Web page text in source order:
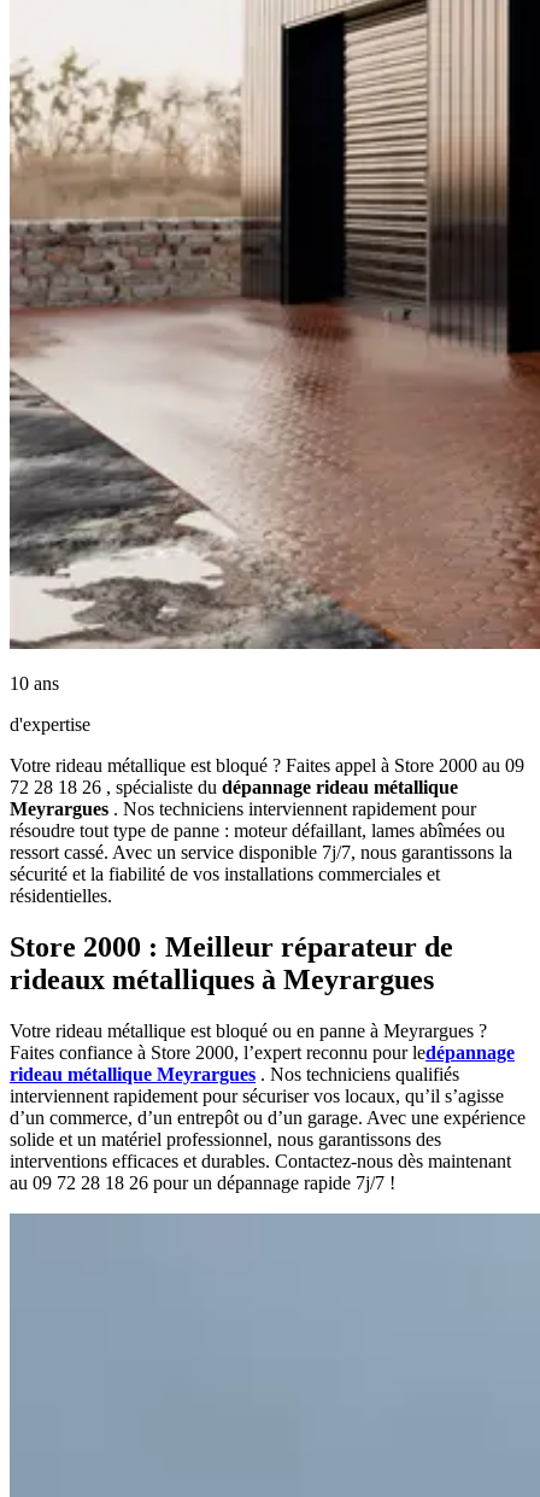
10 ans
d'expertise
Votre rideau métallique est bloqué ? Faites appel à Store 2000 au 09
72 28 18 26 , spécialiste du dépannage rideau métallique
Meyrargues . Nos techniciens interviennent rapidement pour
résoudre tout type de panne : moteur défaillant, lames abîmées ou
ressort cassé. Avec un service disponible 7j/7, nous garantissons la
sécurité et la fiabilité de vos installations commerciales et
résidentielles.
Store 2000 : Meilleur réparateur de
rideaux métalliques à Meyrargues
Votre rideau métallique est bloqué ou en panne à Meyrargues ?
Faites confiance à Store 2000, l’expert reconnu pour ledépannage
rideau métallique Meyrargues . Nos techniciens qualifiés
interviennent rapidement pour sécuriser vos locaux, qu’il s’agisse
d’un commerce, d’un entrepôt ou d’un garage. Avec une expérience
solide et un matériel professionnel, nous garantissons des
interventions efficaces et durables. Contactez-nous dès maintenant
au 09 72 28 18 26 pour un dépannage rapide 7j/7 !